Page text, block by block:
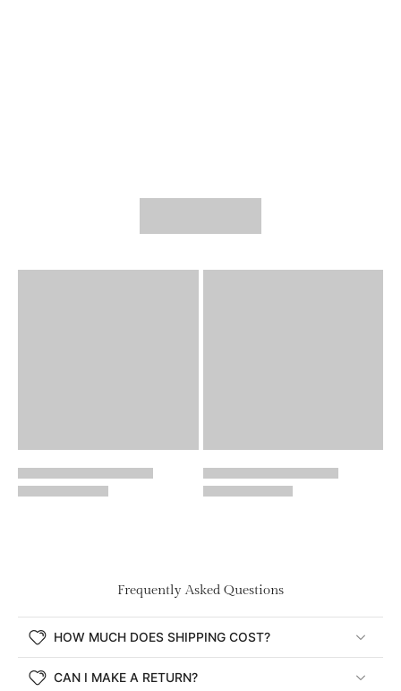
Frequently Asked Questions
HOW MUCH DOES SHIPPING COST?
CAN I MAKE A RETURN?